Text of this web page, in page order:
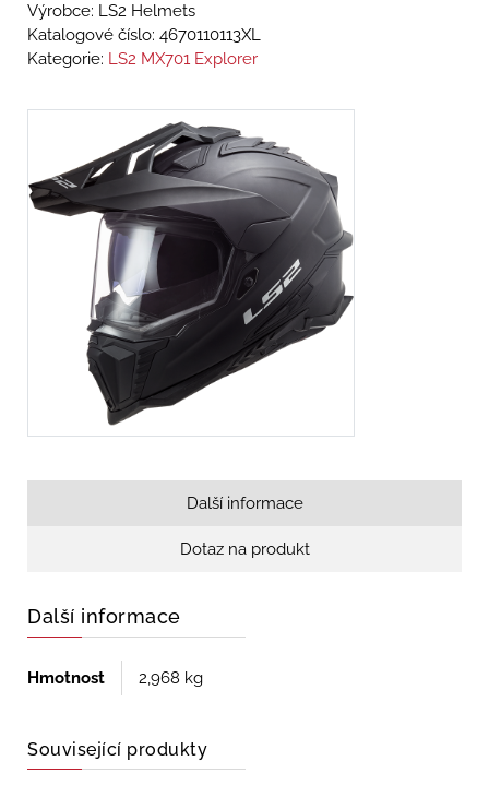
Výrobce: LS2 Helmets
Katalogové číslo: 4670110113XL
Kategorie: LS2 MX701 Explorer
Další informace
Dotaz na produkt
Další informace
Hmotnost 2,968 kg
Související produkty